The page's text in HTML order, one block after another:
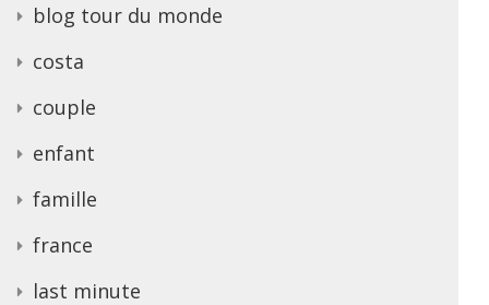
blog tour du monde
costa
couple
enfant
famille
france
last minute